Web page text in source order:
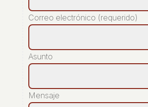
Correo electrónico (requerido)
Asunto
Mensaje